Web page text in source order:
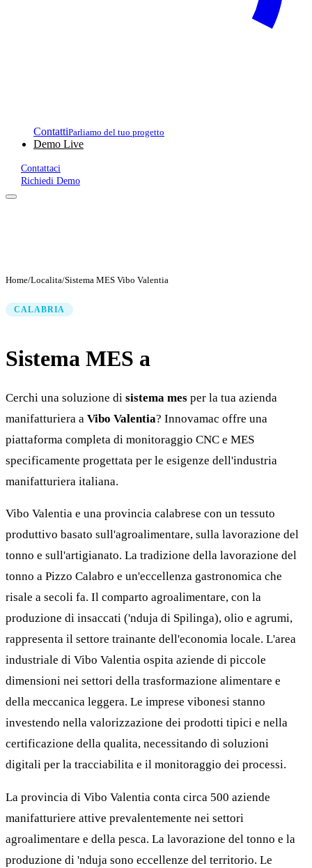
ContattiParliamo del tuo progetto
Demo Live
Contattaci
Richiedi Demo
Home/Localita/Sistema MES Vibo Valentia
CALABRIA
Sistema MES a
Cerchi una soluzione di sistema mes per la tua azienda
manifatturiera a Vibo Valentia? Innovamac offre una
piattaforma completa di monitoraggio CNC e MES
specificamente progettata per le esigenze dell'industria
manifatturiera italiana.
Vibo Valentia e una provincia calabrese con un tessuto
produttivo basato sull'agroalimentare, sulla lavorazione del
tonno e sull'artigianato. La tradizione della lavorazione del
tonno a Pizzo Calabro e un'eccellenza gastronomica che
risale a secoli fa. Il comparto agroalimentare, con la
produzione di insaccati ('nduja di Spilinga), olio e agrumi,
rappresenta il settore trainante dell'economia locale. L'area
industriale di Vibo Valentia ospita aziende di piccole
dimensioni nei settori della trasformazione alimentare e
della meccanica leggera. Le imprese vibonesi stanno
investendo nella valorizzazione dei prodotti tipici e nella
certificazione della qualita, necessitando di soluzioni
digitali per la tracciabilita e il monitoraggio dei processi.
La provincia di Vibo Valentia conta circa 500 aziende
manifatturiere attive prevalentemente nei settori
agroalimentare e della pesca. La lavorazione del tonno e la
produzione di 'nduja sono eccellenze del territorio. Le